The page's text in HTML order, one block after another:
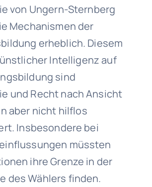
von Ungern-Sternberg
Mechanismen der
erheblich. Diesem
Intelligenz auf
sind
und Recht nach Ansicht
aber nicht hilflos
Insbesondere bei
müssten
ihre Grenze in der
des Wählers finden.